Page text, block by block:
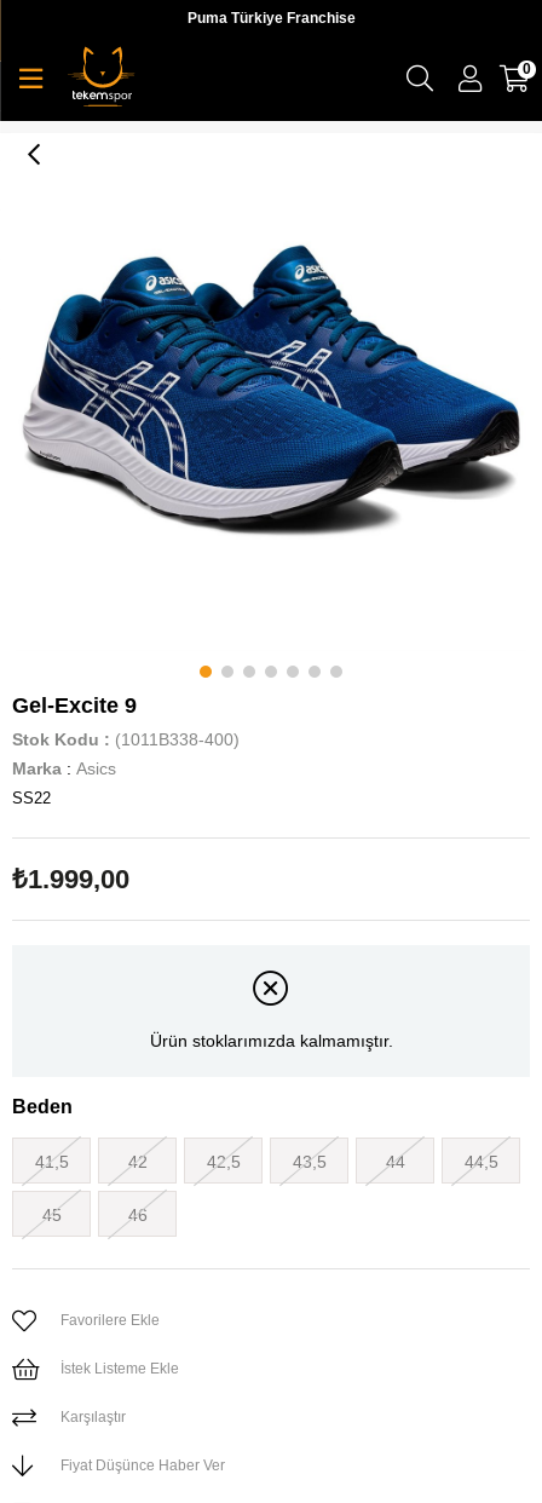
Puma Türkiye Franchise
0
Gel-Excite 9
Stok Kodu
(1011B338-400)
Marka : Asics
SS22
₺1.999,00
Ürün stoklarımızda kalmamıştır.
Beden
41,5 42 42,5 43,5 44 44,5
45 46
Favorilere Ekle
İstek Listeme Ekle
Karşılaştır
Fiyat Düşünce Haber Ver